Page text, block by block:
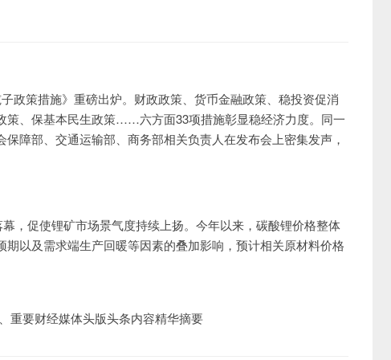
政策措施》重磅出炉。财政政策、货币金融政策、稳投资促消
策、保基本民生政策……六方面33项措施彰显稳经济力度。同一
障部、交通运输部、商务部相关负责人在发布会上密集发声，
，促使锂矿市场景气度持续上扬。今年以来，碳酸锂价格整体
以及需求端生产回暖等因素的叠加影响，预计相关原材料价格